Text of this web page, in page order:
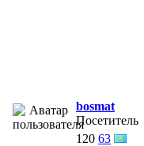
bosmat
Посетитель
120 63